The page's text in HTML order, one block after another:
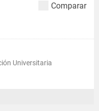
Comparar
Universitaria